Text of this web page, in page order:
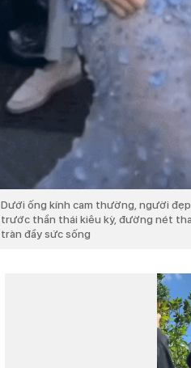
Dưới ống kính cam thường, người
trước thần thái kiêu kỳ, đường nét
tràn đầy sức sống